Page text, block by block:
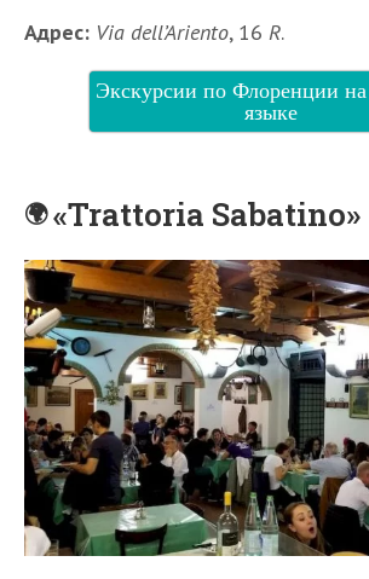
Адрес: Via dell’Ariento, 16 R.
Экскурсии по Флоренции
языке
«Trattoria Sabatino»